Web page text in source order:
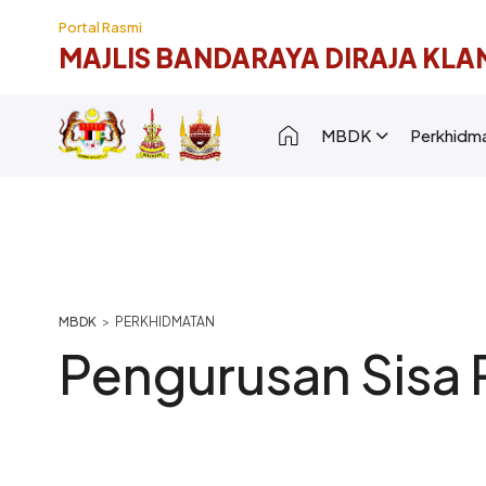
Portal Rasmi
MAJLIS BANDARAYA DIRAJA
Main navigation
MBDK
Breadcrumb
PERKHIDMATAN
Pengurusan Sisa